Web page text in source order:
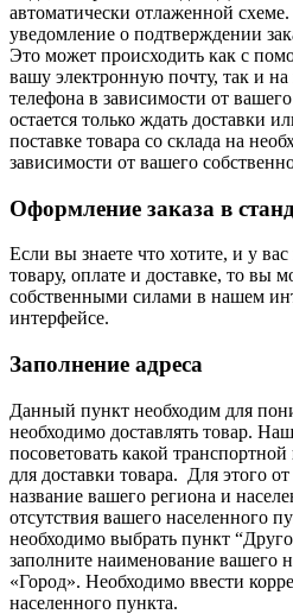
автоматически отлаженной
уведомление о подтверждении
Это может происходить как с
вашу электронную почту, так и
телефона в зависимости от
остается только ждать доставки
поставке товара со склада на
зависимости от вашего
Оформление заказа в
Если вы знаете что хотите, и у
товару, оплате и доставке, то вы
собственными силами в нашем
интерфейсе.
Заполнение адреса
Данный пункт необходим для
необходимо доставлять товар.
посоветовать какой
для доставки товара. Для этого
название вашего региона и
отсутствия вашего населенного
необходимо выбрать пункт
заполните наименование вашего
«Город». Необходимо ввести
населенного пункта.